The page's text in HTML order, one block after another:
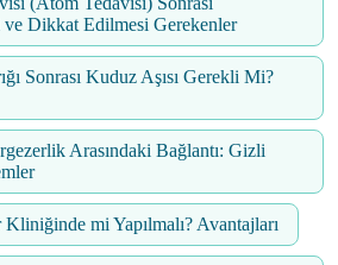
Dikkat Edilmesi Gerekenler
Sonrası Kuduz Aşısı Gerekli Mi?
Arasındaki Bağlantı: Gizli
Kliniğinde mi Yapılmalı? Avantajları